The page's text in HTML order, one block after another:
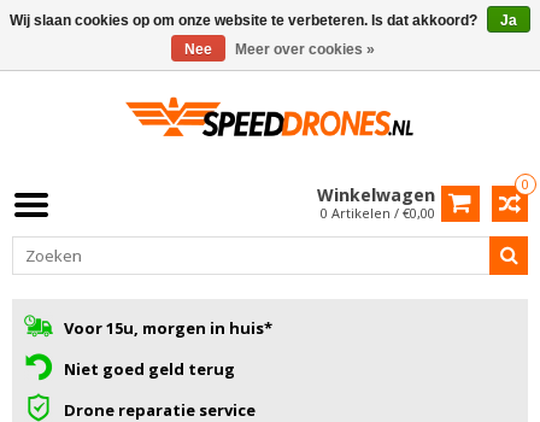
0
Winkelwagen
0 Artikelen / €0,00
Voor 15u, morgen in huis*
Niet goed geld terug
Drone reparatie service
Wij slaan cookies op om onze website te verbeteren. Is dat akkoord?
Ja
Nee
Meer over cookies »